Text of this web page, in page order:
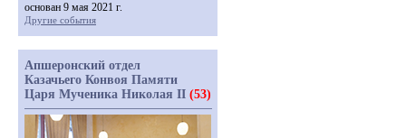
основан 9 мая 2021 г.
Другие события
Апшеронский отдел
Казачьего Конвоя Памяти
Царя Мученика Николая II (53)